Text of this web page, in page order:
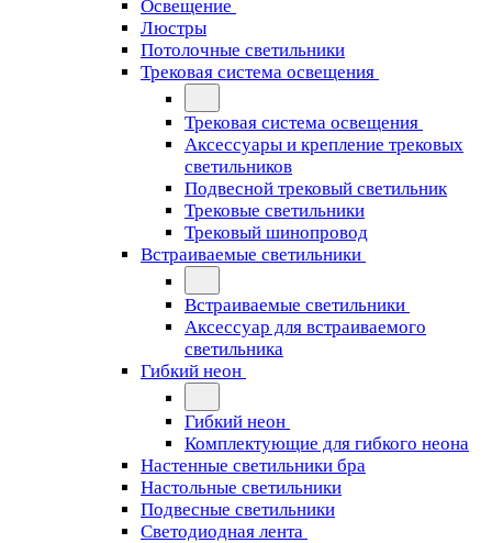
Освещение
Люстры
Потолочные светильники
Трековая система освещения
Трековая система освещения
Аксессуары и крепление трековых
светильников
Подвесной трековый светильник
Трековые светильники
Трековый шинопровод
Встраиваемые светильники
Встраиваемые светильники
Аксессуар для встраиваемого
светильника
Гибкий неон
Гибкий неон
Комплектующие для гибкого неона
Настенные светильники бра
Настольные светильники
Подвесные светильники
Светодиодная лента